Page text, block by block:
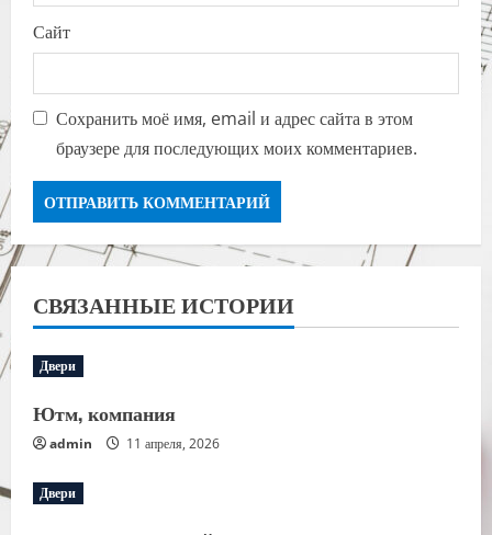
Сайт
Сохранить моё имя, email и адрес сайта в этом
браузере для последующих моих комментариев.
СВЯЗАННЫЕ ИСТОРИИ
Двери
Ютм, компания
admin 11 апреля, 2026
Двери